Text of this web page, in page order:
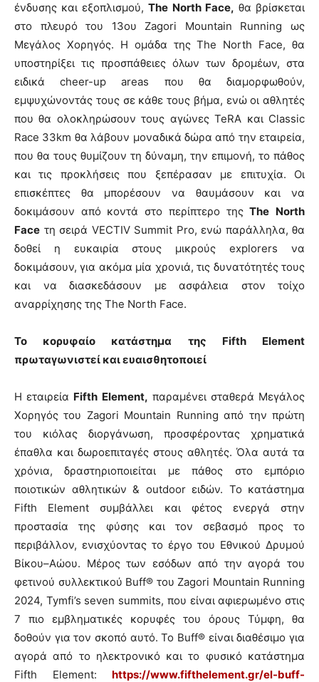
ένδυσης και εξοπλισμού,The North Face, θα βρίσκεται
στο πλευρό του 13ου Zagori Mountain Running ως
Μεγάλος Χορηγός. Η ομάδα της The North Face, θα
υποστηρίξει τις προσπάθειες όλων των δρομέων, στα
ειδικά cheer-up areas που θα διαμορφωθούν,
εμψυχώνοντάς τους σε κάθε τους βήμα, ενώ οι αθλητές
που θα ολοκληρώσουν τους αγώνες TeRA και Classic
Race 33km θα λάβουν μοναδικά δώρα από την εταιρεία,
που θα τους θυμίζουν τη δύναμη, την επιμονή, το πάθος
και τις προκλήσεις που ξεπέρασαν με επιτυχία. Οι
επισκέπτες θα μπορέσουν να θαυμάσουν και να
δοκιμάσουν από κοντά στο περίπτερο τηςThe North
Face τη σειρά VECTIV Summit Pro, ενώ παράλληλα, θα
δοθεί η ευκαιρία στους μικρούς explorers να
δοκιμάσουν, για ακόμα μία χρονιά, τις δυνατότητές τους
και να διασκεδάσουν με ασφάλεια στον τοίχο
αναρρίχησης της The North Face.
Το κορυφαίο κατάστημα της Fifth Element
πρωταγωνιστεί και ευαισθητοποιεί
Η εταιρεία Fifth Element, παραμένει σταθερά Μεγάλος
Χορηγός του Zagori Mountain Running από την πρώτη
του κιόλας διοργάνωση, προσφέροντας χρηματικά
έπαθλα και δωροεπιταγές στους αθλητές. Όλα αυτά τα
χρόνια, δραστηριοποιείται με πάθος στο εμπόριο
ποιοτικών αθλητικών & outdoor ειδών. Το κατάστημα
Fifth Element συμβάλλει και φέτος ενεργά στην
προστασία της φύσης και τον σεβασμό προς το
περιβάλλον, ενισχύοντας το έργο του Εθνικού Δρυμού
Βίκου–Αώου. Μέρος των εσόδων από την αγορά του
φετινού συλλεκτικού Buff® του Zagori Mountain Running
2024, Tymfi’s seven summits, που είναι αφιερωμένο στις
7 πιο εμβληματικές κορυφές του όρους Τύμφη, θα
δοθούν για τον σκοπό αυτό. Το Buff® είναι διαθέσιμο για
αγορά από το ηλεκτρονικό και το φυσικό κατάστημα
Fifth Element: https://www.fifthelement.gr/el-buff-